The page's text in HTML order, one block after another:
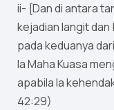
ii- {Dan di antara
kejadian langit dan
pada keduanya
Ia Maha Kuasa
apabila Ia
42:29)